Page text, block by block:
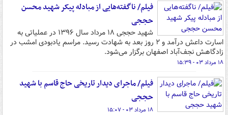
فیلم/ ناگفته‌هایی از مبادله پیکر شهید محسن
حججی
شهید حججی ۱۸ مرداد سال ۱۳۹۶ در عملیاتی به
اسارت داعش درآمد و ۲ روز بعد به شهادت رسید. مراسم یادبودی امشب در
زادگاهش نجف‌آباد اصفهان برگزار می‌شود.
۱۸ مرداد ۰۳ - ۱۵:۳۹
فیلم/ ماجرای دیدار تاریخی حاج قاسم با شهید
حججی
۱۸ مرداد ۰۳ - ۱۵:۰۷